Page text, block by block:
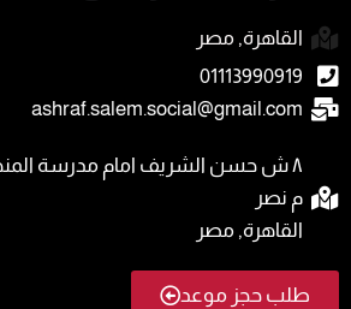
القاهرة, مصر
01113990919
ashraf.salem.social@gmail.com
٨ ش حسن الشريف امام مدرسة
م نصر
القاهرة, مصر
طلب حجز موعد